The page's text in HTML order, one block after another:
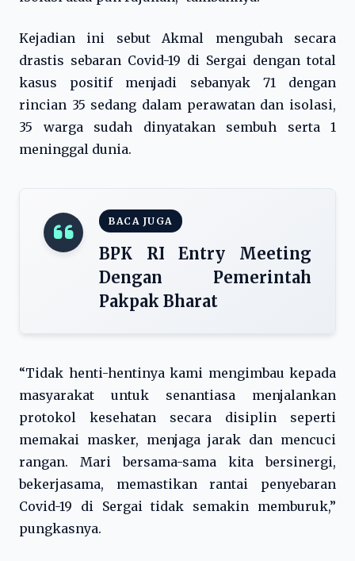
Kejadian ini sebut Akmal mengubah secara
drastis sebaran Covid-19 di Sergai dengan total
kasus positif menjadi sebanyak 71 dengan
rincian 35 sedang dalam perawatan dan isolasi,
35 warga sudah dinyatakan sembuh serta 1
meninggal dunia.
BACA JUGA
BPK RI Entry Meeting
Dengan Pemerintah
Pakpak Bharat
“Tidak henti-hentinya kami mengimbau kepada
masyarakat untuk senantiasa menjalankan
protokol kesehatan secara disiplin seperti
memakai masker, menjaga jarak dan mencuci
rangan. Mari bersama-sama kita bersinergi,
bekerjasama, memastikan rantai penyebaran
Covid-19 di Sergai tidak semakin memburuk,”
pungkasnya.